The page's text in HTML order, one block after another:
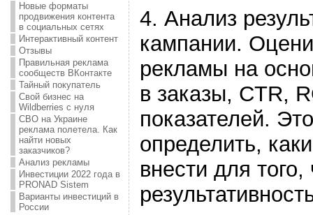
Новые форматы
продвижения контента
в социальных сетях
Интерактивный контент
Отзывы
Правильная реклама
сообществ ВКонтакте
Тайный покупатель
Свой бизнес на
Wildberries с нуля
СВО на Украине
реклама полетела. Как
найти новых
заказчиков?
Анализ рекламы
Инвестиции 2022 года в
PRONAD Sistem
Варианты инвестиций в
России
4. Анализ
кампании.
рекламы на
в заказы, CTR,
показателей.
определить,
внести для